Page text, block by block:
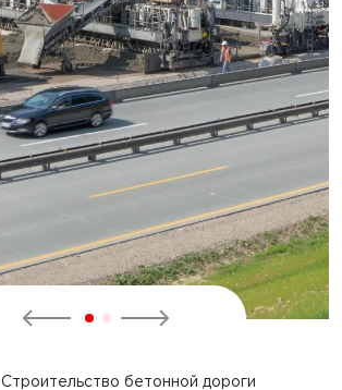
Строительство бетонной дороги